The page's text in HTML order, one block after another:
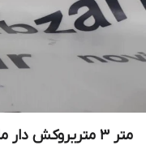
متر 3 متریروکش دار مارک اکو